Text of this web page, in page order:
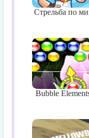
Стрельба по
Bubble